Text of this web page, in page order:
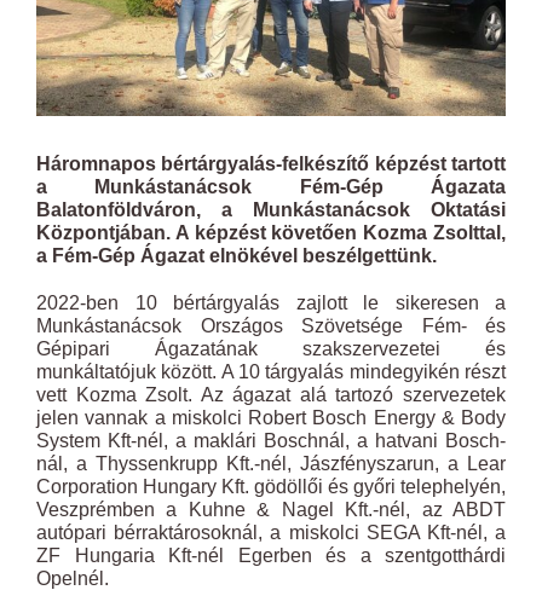
Háromnapos bértárgyalás-felkészítő képzést tartott
a Munkástanácsok Fém-Gép Ágazata
Balatonföldváron, a Munkástanácsok Oktatási
Központjában. A képzést követően Kozma Zsolttal,
a Fém-Gép Ágazat elnökével beszélgettünk.
2022-ben 10 bértárgyalás zajlott le sikeresen a
Munkástanácsok Országos Szövetsége Fém- és
Gépipari Ágazatának szakszervezetei és
munkáltatójuk között. A 10 tárgyalás mindegyikén részt
vett Kozma Zsolt. Az ágazat alá tartozó szervezetek
jelen vannak a miskolci Robert Bosch Energy & Body
System Kft-nél, a maklári Boschnál, a hatvani Bosch-
nál, a Thyssenkrupp Kft.-nél, Jászfényszarun, a Lear
Corporation Hungary Kft. gödöllői és győri telephelyén,
Veszprémben a Kuhne & Nagel Kft.-nél, az ABDT
autópari bérraktárosoknál, a miskolci SEGA Kft-nél, a
ZF Hungaria Kft-nél Egerben és a szentgotthárdi
Opelnél.